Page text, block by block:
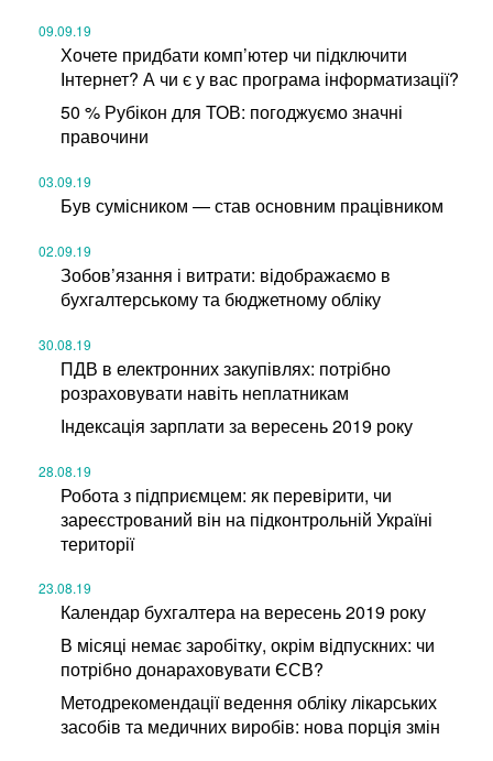
09.09.19
Хочете придбати комп’ютер чи підключити
Інтернет? А чи є у вас програма інформатизації?
50 % Рубікон для ТОВ: погоджуємо значні
правочини
03.09.19
Був сумісником — став основним працівником
02.09.19
Зобов’язання і витрати: відображаємо в
бухгалтерському та бюджетному обліку
30.08.19
ПДВ в електронних закупівлях: потрібно
розраховувати навіть неплатникам
Індексація зарплати за вересень 2019 року
28.08.19
Робота з підприємцем: як перевірити, чи
зареєстрований він на підконтрольній Україні
території
23.08.19
Календар бухгалтера на вересень 2019 року
В місяці немає заробітку, окрім відпускних: чи
потрібно донараховувати ЄСВ?
Методрекомендації ведення обліку лікарських
засобів та медичних виробів: нова порція змін